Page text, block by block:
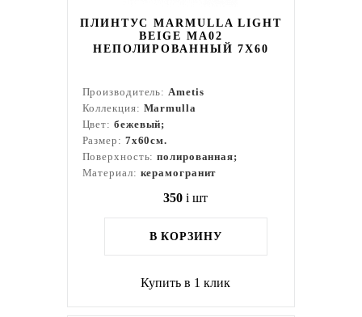
ПЛИНТУС MARMULLA LIGHT
BEIGE MA02
НЕПОЛИРОВАННЫЙ 7X60
Производитель:Ametis
Коллекция: Marmulla
Цвет: бежевый;
Размер: 7x60см.
Поверхность:полированная;
Материал: керамогранит
350 i шт
В КОРЗИНУ
Купить в 1 клик